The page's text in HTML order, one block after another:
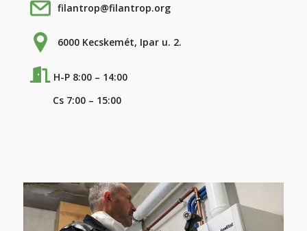
filantrop@filantrop.org
6000 Kecskemét, Ipar u. 2.
H-P 8:00 – 14:00
Cs 7:00 – 15:00